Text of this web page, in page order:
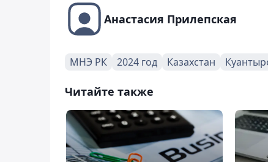
Анастасия Прилепская
МНЭ РК 2024 год Казахстан
Читайте также